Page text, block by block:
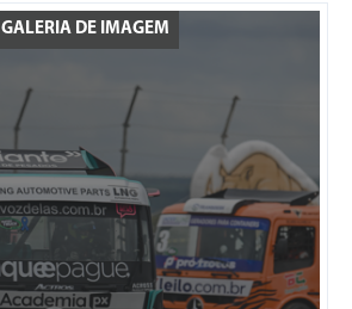
GALERIA DE IMAGEM